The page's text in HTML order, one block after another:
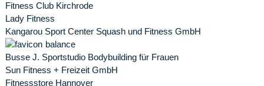
Fitness Club Kirchrode
Lady Fitness
Kangarou Sport Center Squash und Fitness GmbH
balance
Busse J. Sportstudio Bodybuilding für Frauen
Sun Fitness + Freizeit GmbH
Fitnessstore Hannover